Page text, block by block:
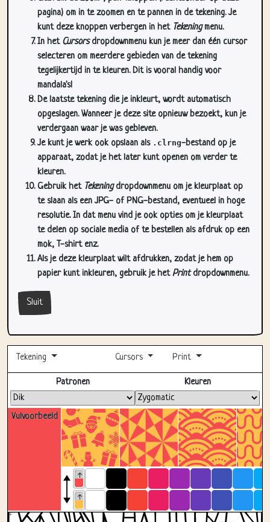
pagina) om in te zoomen en te pannen in de tekening. Je
kunt deze knoppen verbergen in het Tekeningmenu.
In het Cursorsdropdownmenu kun je meer dan één cursor
selecteren om meerdere gebieden van de tekening
tegelijkertijd in te kleuren. Dit is vooral handig voor
mandala's!
De laatste tekening die je inkleurt, wordt automatisch
opgeslagen. Wanneer je deze site opnieuw bezoekt, kun je
verdergaan waar je was gebleven.
Je kunt je werk ook opslaan als .clrng-bestand op je
apparaat, zodat je het later kunt openen om verder te
kleuren.
Gebruik het Tekeningdropdownmenu om je kleurplaat op
te slaan als een JPG- of PNG-bestand, eventueel in hoge
resolutie. In dat menu vind je ook opties om je kleurplaat
te delen op sociale media of te bestellen als afdruk op een
mok, T-shirt enz.
Als je deze kleurplaat wilt afdrukken, zodat je hem op
papier kunt inkleuren, gebruik je hetPrintdropdownmenu.
Sluit
Tekening Cursors Print
Volledig scherm
Vulvoorbeeld
Patronen Kleuren